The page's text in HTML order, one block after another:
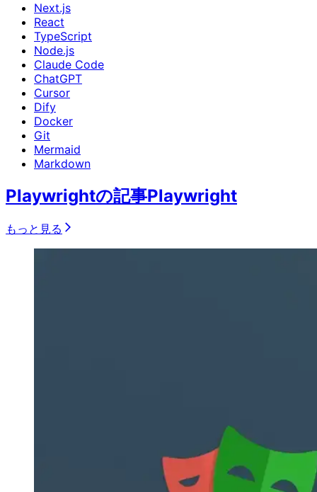
Next.js
React
TypeScript
Node.js
Claude Code
ChatGPT
Cursor
Dify
Docker
Git
Mermaid
Markdown
Playwrightの記事Playwright
もっと見る